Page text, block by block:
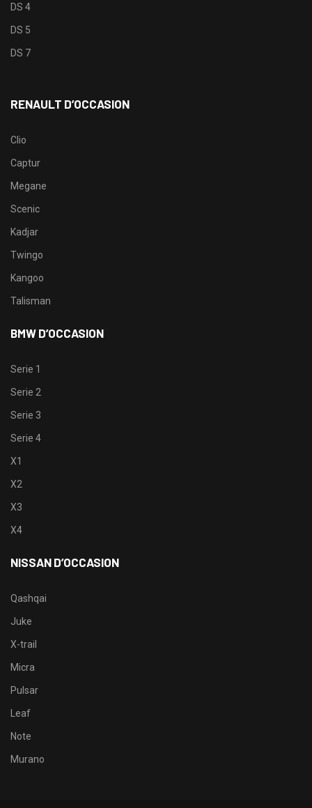
DS 4
DS 5
DS 7
RENAULT D’OCCASION
Clio
Captur
Megane
Scenic
Kadjar
Twingo
Kangoo
Talisman
BMW D’OCCASION
Serie 1
Serie 2
Serie 3
Serie 4
X1
X2
X3
X4
NISSAN D’OCCASION
Qashqai
Juke
X-trail
Micra
Pulsar
Leaf
Note
Murano